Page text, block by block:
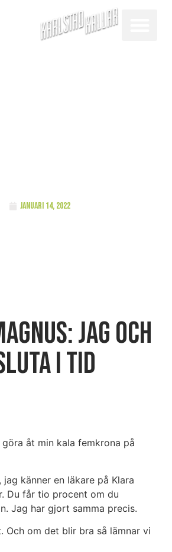
januari 14, 2022
Jag och
i tid
åt min kala femkrona på
jag känner en läkare på Klara
Du får tio procent om du
Jag har gjort samma precis.
Och om det blir bra så lämnar vi